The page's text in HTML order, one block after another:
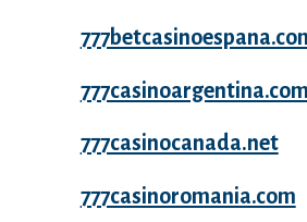
777casinoargentina.com
777casinocanada.net
777casinoromania.com